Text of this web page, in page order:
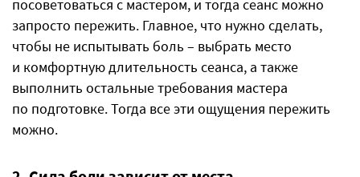
посоветоваться с мастером, и тогда сеанс можно
запросто пережить. Главное, что нужно сделать,
чтобы не испытывать боль – выбрать место
и комфортную длительность сеанса, а также
выполнить остальные требования мастера
по подготовке. Тогда все эти ощущения пережить
можно.